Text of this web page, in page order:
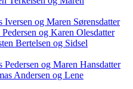
Iversen og Maren Sørensdatter
og Karen Olesdatter
Bertelsen og Sidsel
Pedersen og Maren Hansdatter
Andersen og Lene